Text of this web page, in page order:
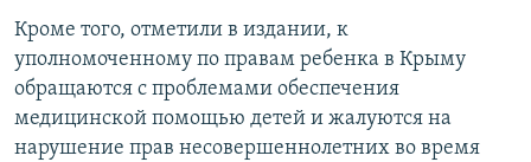
Кроме того, отметили в издании, к
уполномоченному по правам ребенка в Крыму
обращаются с проблемами обеспечения
медицинской помощью детей и жалуются на
нарушение прав несовершеннолетних во время